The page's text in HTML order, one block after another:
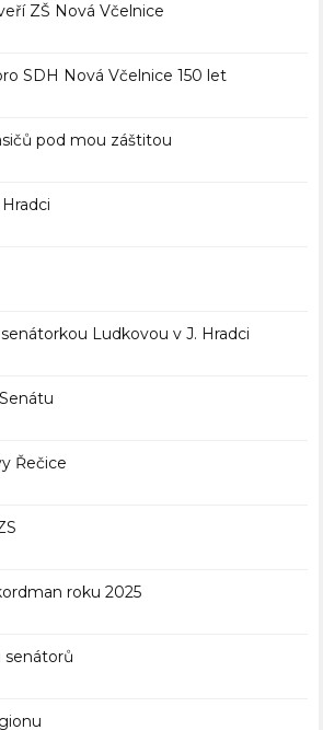
ZŠ Nová Včelnice
SDH Nová Včelnice 150 let
pod mou záštitou
Ludkovou v J. Hradci
Řečice
roku 2025
senátorů